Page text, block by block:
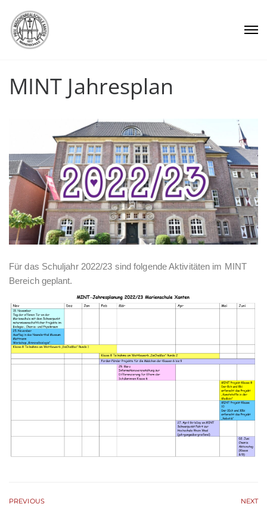
MINT Jahresplan
Für das Schuljahr 2022/23 sind folgende Aktivitäten im MINT
Bereich geplant.
PREVIOUS NEXT